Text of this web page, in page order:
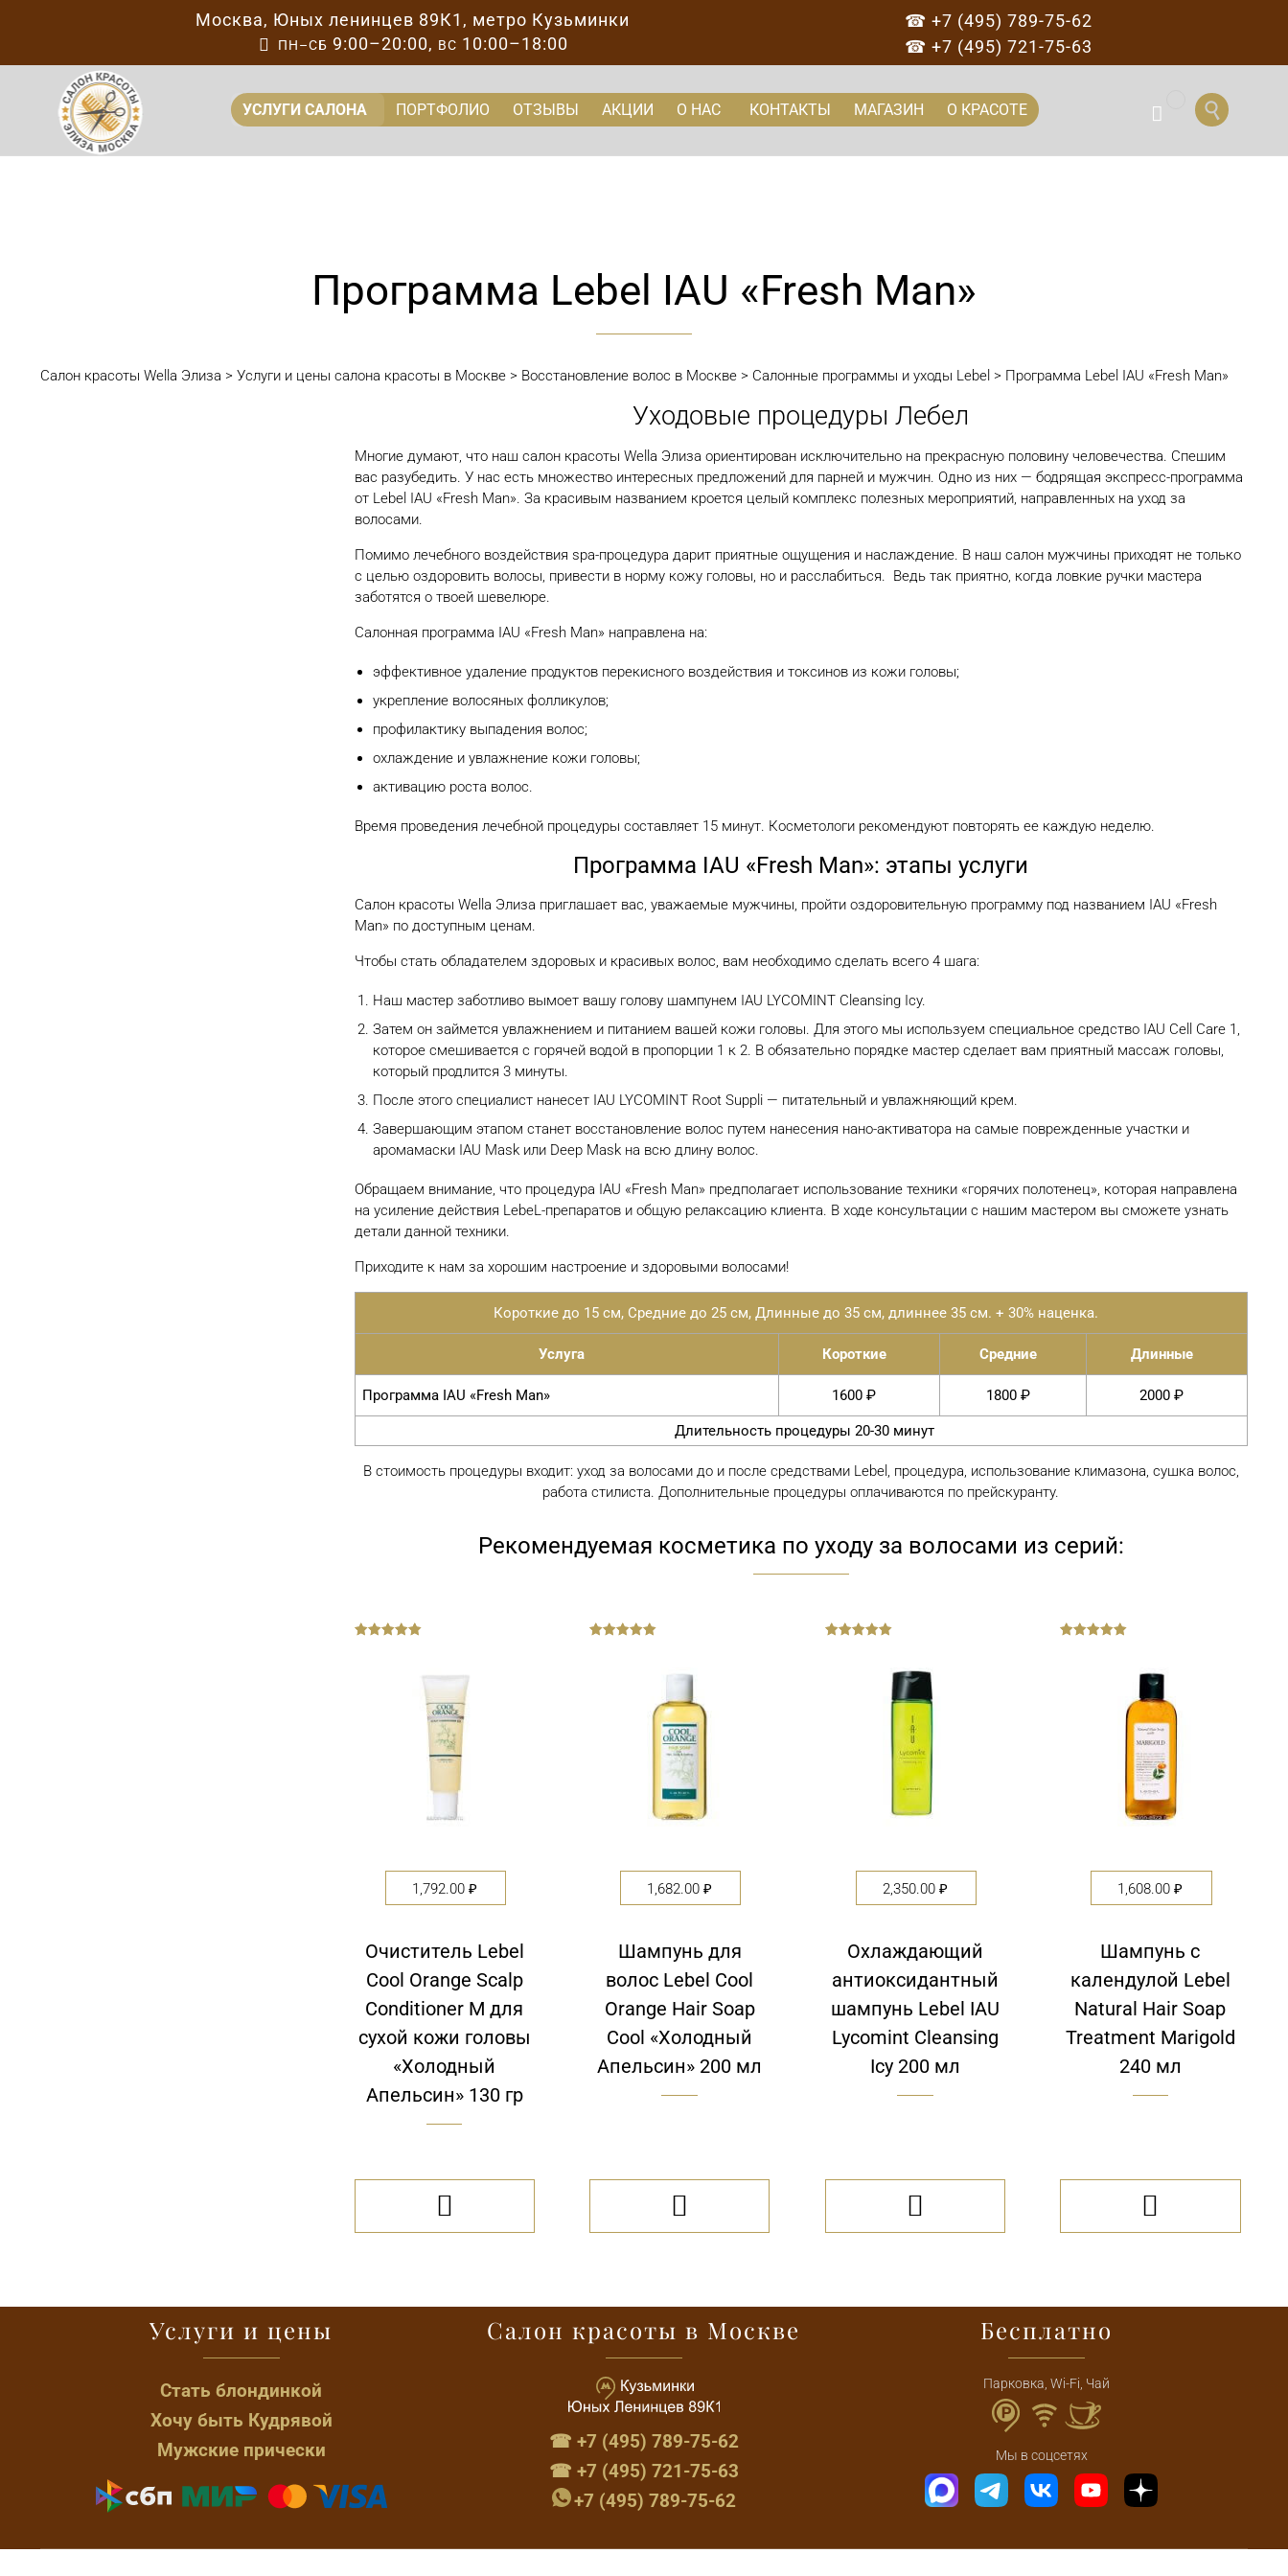
Москва, Юных ленинцев 89К1 , метро Кузьминки
 ПН–СБ 9:00–20:00, ВС 10:00–18:00
☎ +7 (495) 789-75-62
☎ +7 (495) 721-75-63
Перейти
УСЛУГИ САЛОНА ПОРТФОЛИО ОТЗЫВЫ АКЦИИ О НАС КОНТАКТЫ МАГАЗИН О КРАСОТЕ  
Программа Lebel IAU «Fresh Man»
Салон красоты Wella Элиза > Услуги и цены салона красоты в Москве > Восстановление волос в Москве > Салонные программы и уходы Lebel > Программа Lebel IAU «Fresh Man»
Уходовые процедуры Лебел
Многие думают, что наш салон красоты Wella Элиза ориентирован исключительно на прекрасную половину человечества. Спешим
вас разубедить. У нас есть множество интересных предложений для парней и мужчин. Одно из них — бодрящая экспресс-программа
от Lebel IAU «Fresh Man». За красивым названием кроется целый комплекс полезных мероприятий, направленных на уход за
волосами.
Помимо лечебного воздействия spa-процедура дарит приятные ощущения и наслаждение. В наш салон мужчины приходят не только
с целью оздоровить волосы, привести в норму кожу головы, но и расслабиться. Ведь так приятно, когда ловкие ручки мастера
заботятся о твоей шевелюре.
Салонная программа IAU «Fresh Man» направлена на:
эффективное удаление продуктов перекисного воздействия и токсинов из кожи головы;
укрепление волосяных фолликулов;
профилактику выпадения волос;
охлаждение и увлажнение кожи головы;
активацию роста волос.
Время проведения лечебной процедуры составляет 15 минут. Косметологи рекомендуют повторять ее каждую неделю.
Программа IAU «Fresh Man»: этапы услуги
Салон красоты Wella Элиза приглашает вас, уважаемые мужчины, пройти оздоровительную программу под названием IAU «Fresh
Man» по доступным ценам.
Чтобы стать обладателем здоровых и красивых волос, вам необходимо сделать всего 4 шага:
Наш мастер заботливо вымоет вашу голову шампунем IAU LYCOMINT Cleansing Icy.
Затем он займется увлажнением и питанием вашей кожи головы. Для этого мы используем специальное средство IAU Cell Care 1,
которое смешивается с горячей водой в пропорции 1 к 2. В обязательно порядке мастер сделает вам приятный массаж головы,
который продлится 3 минуты.
После этого специалист нанесет IAU LYCOMINT Root Suppli — питательный и увлажняющий крем.
Завершающим этапом станет восстановление волос путем нанесения нано-активатора на самые поврежденные участки и
аромамаски IAU Mask или Deep Mask на всю длину волос.
Обращаем внимание, что процедура IAU «Fresh Man» предполагает использование техники «горячих полотенец», которая направлена
на усиление действия LebeL-препаратов и общую релаксацию клиента. В ходе консультации с нашим мастером вы сможете узнать
детали данной техники.
Приходите к нам за хорошим настроение и здоровыми волосами!
Короткие до 15 см, Средние до 25 см, Длинные до 35 см, длиннее 35 см. + 30% наценка.
Услуга Короткие Средние Длинные
Программа IAU «Fresh Man» 1600 ₽ 1800 ₽ 2000 ₽
Длительность процедуры 20-30 минут
В стоимость процедуры входит: уход за волосами до и после средствами Lebel, процедура, использование климазона, сушка волос,
работа стилиста. Дополнительные процедуры оплачиваются по прейскуранту.
Рекомендуемая косметика по уходу за волосами из серий:
1,792.00 ₽
Очиститель Lebel
Cool Orange Scalp
Conditioner M для
сухой кожи головы
«Холодный
Апельсин» 130 гр

1,682.00₽
Шампунь для
волос Lebel Cool
Orange Hair Soap
Cool «Холодный
Апельсин» 200 мл

2,350.00 ₽
Охлаждающий
антиоксидантный
шампунь Lebel IAU
Lycomint Cleansing
Icy 200 мл

1,608.00₽
Шампунь с
календулой Lebel
Natural Hair Soap
Treatment Marigold
240 мл

Услуги и цены
Стать блондинкой
Хочу быть Кудрявой
Мужские прически
Салон красоты в Москве
☎ +7 (495) 789-75-62
☎ +7 (495) 721-75-63
+7 (495) 789-75-62
Бесплатно
Парковка, Wi-Fi, Чай
Мы в соцсетях